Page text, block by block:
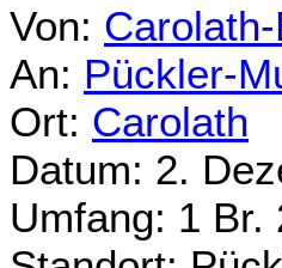
Von:
An: Pückler-
Ort: Carolath
Datum: 2.
Umfang: 1 Br.